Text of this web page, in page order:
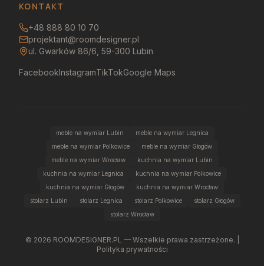
KONTAKT
+48 888 80 10 70
projektant@roomdesigner.pl
ul. Gwarków 86/6, 59-300 Lubin
FacebookInstagramTikTokGoogle Maps
meble na wymiar Lubin
meble na wymiar Legnica
meble na wymiar Polkowice
meble na wymiar Głogów
meble na wymiar Wrocław
kuchnia na wymiar Lubin
kuchnia na wymiar Legnica
kuchnia na wymiar Polkowice
kuchnia na wymiar Głogów
kuchnia na wymiar Wrocław
stolarz Lubin
stolarz Legnica stolarz Polkowice
stolarz Głogów
stolarz Wrocław
© 2026 ROOMDESIGNER.PL — Wszelkie prawa zastrzeżone. |
Polityka prywatności